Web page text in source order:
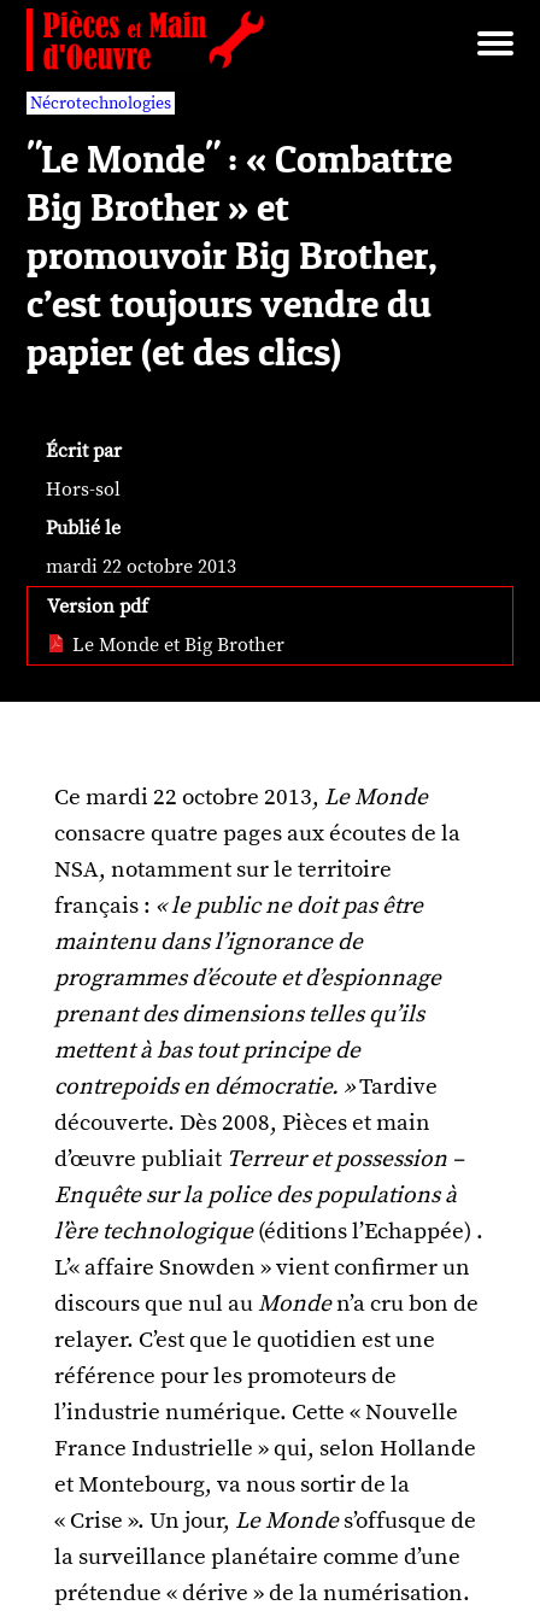
Brut/Archives
Faits divers
Nécrotechnologies
Documents
Librairie/Service Compris
Pièces détachées
Nécrotechnologies
"Le Monde" : « Combattre
Big Brother » et
promouvoir Big Brother,
c’est toujours vendre du
papier (et des clics)
Écrit par
Hors-sol
Publié le
mardi 22 octobre 2013
Version pdf
Le Monde et Big Brother
Ce mardi 22 octobre 2013, Le Monde
consacre quatre pages aux écoutes de la
NSA, notamment sur le territoire
français : « le public ne doit pas être
maintenu dans l’ignorance de
programmes d’écoute et d’espionnage
prenant des dimensions telles qu’ils
mettent à bas tout principe de
contrepoids en démocratie. »Tardive
découverte. Dès 2008, Pièces et main
d’œuvre publiait Terreur et possession –
Enquête sur la police des populations à
l’ère technologique(éditions l’Echappée) .
L’« affaire Snowden » vient confirmer un
discours que nul auMonden’a cru bon de
relayer. C’est que le quotidien est une
référence pour les promoteurs de
l’industrie numérique. Cette « Nouvelle
France Industrielle » qui, selon Hollande
et Montebourg, va nous sortir de la
« Crise ». Un jour, Le Mondes’offusque de
la surveillance planétaire comme d’une
prétendue « dérive » de la numérisation.